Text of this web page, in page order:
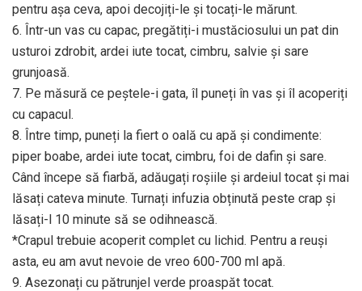
pentru așa ceva, apoi decojiți-le și tocați-le mărunt.
6. Într-un vas cu capac, pregătiți-i mustăciosului un pat din
usturoi zdrobit, ardei iute tocat, cimbru, salvie și sare
grunjoasă.
7. Pe măsură ce peștele-i gata, îl puneți în vas și îl acoperiți
cu capacul.
8. Între timp, puneți la fiert o oală cu apă și condimente:
piper boabe, ardei iute tocat, cimbru, foi de dafin și sare.
Când începe să fiarbă, adăugați roșiile și ardeiul tocat și mai
lăsați cateva minute. Turnați infuzia obținută peste crap și
lăsați-l 10 minute să se odihnească.
*Crapul trebuie acoperit complet cu lichid. Pentru a reuși
asta, eu am avut nevoie de vreo 600-700 ml apă.
9. Asezonați cu pătrunjel verde proaspăt tocat.